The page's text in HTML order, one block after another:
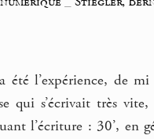
été l’expérience, de
qui s’écrivait très
l’écriture : 30’, en